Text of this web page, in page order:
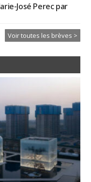
José Perec par
Voir toutes les brèves >